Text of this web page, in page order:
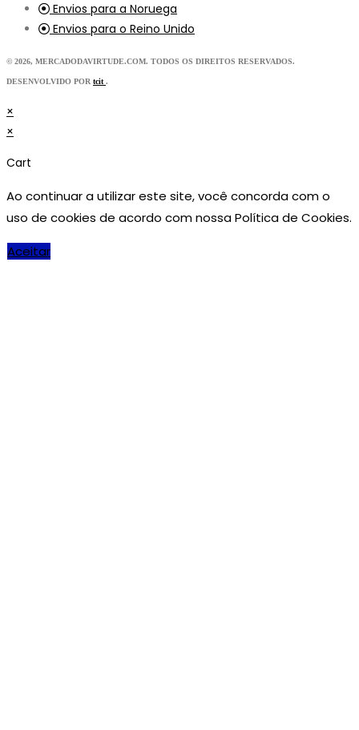
Envios para a Noruega
Envios para o Reino Unido
© 2026, MERCADODAVIRTUDE.COM. TODOS OS DIREITOS RESERVADOS.
DESENVOLVIDO POR tcit.
×
×
Cart
Ao continuar a utilizar este site, você concorda com o
uso de cookies de acordo com nossa Política de Cookies.
Aceitar